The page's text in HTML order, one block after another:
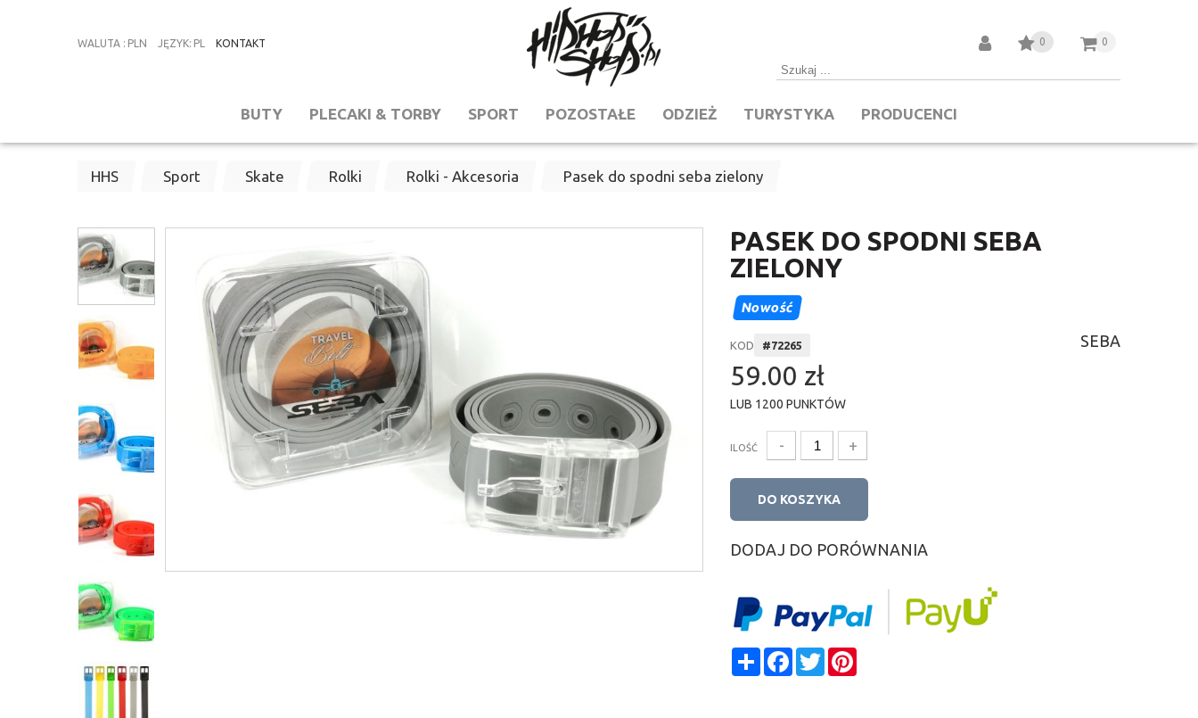
WALUTA : PLN JĘZYK: PL KONTAKT 0
0
BUTY PLECAKI & TORBY SPORT POZOSTAŁE ODZIEŻ TURYSTYKA PRODUCENCI
HHS Sport Skate Rolki Rolki - Akcesoria Pasek do spodni seba zielony
PASEK DO SPODNI SEBA
ZIELONY
Nowość
KOD #72265 SEBA
59.00 zł
LUB 1200 PUNKTÓW
ILOŚĆ - +
DO KOSZYKA
DODAJ DO PORÓWNANIA
ShareFacebook
Twitter